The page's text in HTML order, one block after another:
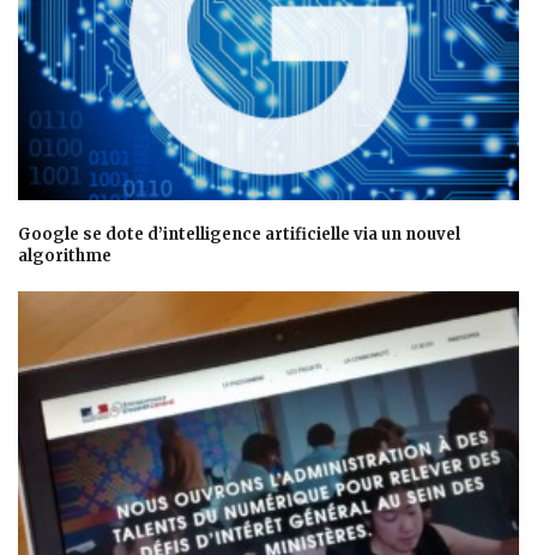
Google se dote d’intelligence artificielle via un nouvel
algorithme